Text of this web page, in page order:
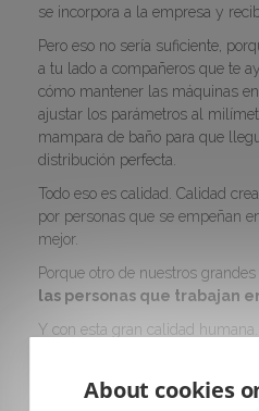
se incorpora a la empresa y
Pero eso no sería suficiente,
a tu lado a compañeros que te
cómo mantener las máquinas
ajustar los parámetros al
mampara de baño para que
distribución perfecta.
Todo eso es calidad. Calidad
por personas que se empeñan
mejor.
Porque otro de nuestros
las personas que trabajan en
Y con esta gran calidad
About cookies